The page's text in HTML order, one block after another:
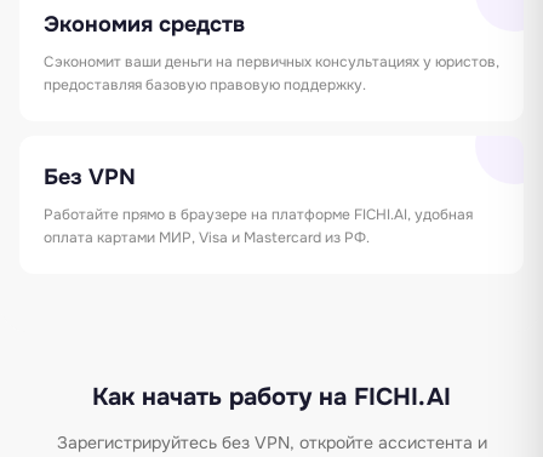
Экономия средств
Сэкономит ваши деньги на первичных консультациях у юристов,
предоставляя базовую правовую поддержку.
Без VPN
Работайте прямо в браузере на платформе FICHI.AI, удобная
оплата картами МИР, Visa и Mastercard из РФ.
Как начать работу на FICHI.AI
Зарегистрируйтесь без VPN, откройте ассистента и